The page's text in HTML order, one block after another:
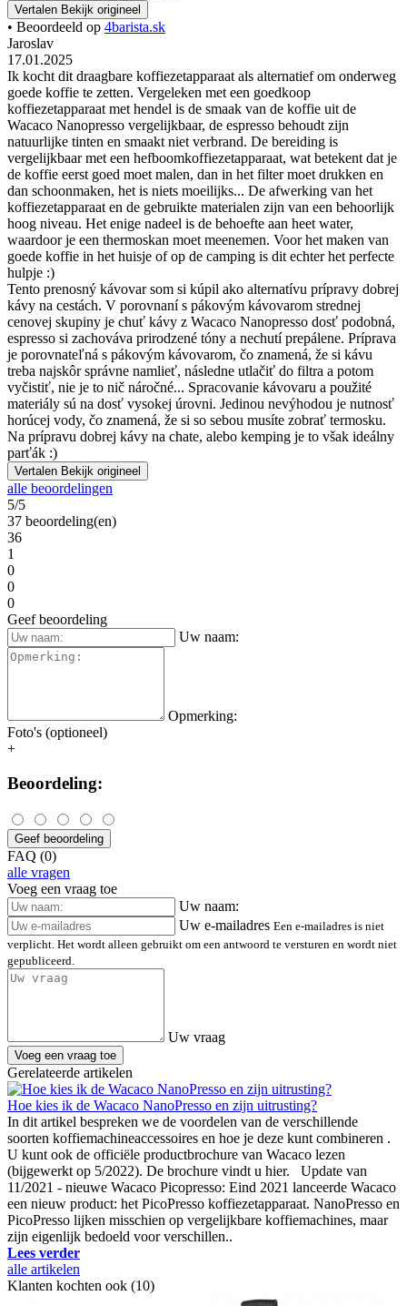
Vertalen Bekijk origineel
• Beoordeeld op 4barista.sk
Jaroslav
17.01.2025
Ik kocht dit draagbare koffiezetapparaat als alternatief om onderweg
goede koffie te zetten. Vergeleken met een goedkoop
koffiezetapparaat met hendel is de smaak van de koffie uit de
Wacaco Nanopresso vergelijkbaar, de espresso behoudt zijn
natuurlijke tinten en smaakt niet verbrand. De bereiding is
vergelijkbaar met een hefboomkoffiezetapparaat, wat betekent dat je
de koffie eerst goed moet malen, dan in het filter moet drukken en
dan schoonmaken, het is niets moeilijks... De afwerking van het
koffiezetapparaat en de gebruikte materialen zijn van een behoorlijk
hoog niveau. Het enige nadeel is de behoefte aan heet water,
waardoor je een thermoskan moet meenemen. Voor het maken van
goede koffie in het huisje of op de camping is dit echter het perfecte
hulpje :)
Tento prenosný kávovar som si kúpil ako alternatívu prípravy dobrej
kávy na cestách. V porovnaní s pákovým kávovarom strednej
cenovej skupiny je chuť kávy z Wacaco Nanopresso dosť podobná,
espresso si zachováva prirodzené tóny a nechutí prepálene. Príprava
je porovnateľná s pákovým kávovarom, čo znamená, že si kávu
treba najskôr správne namlieť, následne utlačiť do filtra a potom
vyčistiť, nie je to nič náročné... Spracovanie kávovaru a použité
materiály sú na dosť vysokej úrovni. Jedinou nevýhodou je nutnosť
horúcej vody, čo znamená, že si so sebou musíte zobrať termosku.
Na prípravu dobrej kávy na chate, alebo kemping je to však ideálny
parťák :)
Vertalen Bekijk origineel
alle beoordelingen
5/5
37 beoordeling(en)
36
1
0
0
0
Geef beoordeling
Uw naam:
Opmerking:
Foto's (optioneel)
+
Beoordeling:
Geef beoordeling
FAQ (0)
alle vragen
Voeg een vraag toe
Uw naam:
Uw e-mailadres Een e-mailadres is niet
verplicht. Het wordt alleen gebruikt om een antwoord te versturen en wordt niet
gepubliceerd.
Uw vraag
Voeg een vraag toe
Gerelateerde artikelen
Hoe kies ik de Wacaco NanoPresso en zijn uitrusting?
In dit artikel bespreken we de voordelen van de verschillende
soorten koffiemachineaccessoires en hoe je deze kunt combineren .
U kunt ook de officiële productbrochure van Wacaco lezen
(bijgewerkt op 5/2022). De brochure vindt u hier. Update van
11/2021 - nieuwe Wacaco Picopresso: Eind 2021 lanceerde Wacaco
een nieuw product: het PicoPresso koffiezetapparaat. NanoPresso en
PicoPresso lijken misschien op vergelijkbare koffiemachines, maar
zijn eigenlijk bedoeld voor verschillen..
Lees verder
alle artikelen
Klanten kochten ook (10)